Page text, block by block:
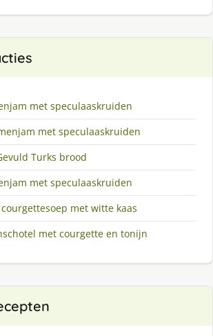
met speculaaskruiden
met speculaaskruiden
Turks brood
met speculaaskruiden
met witte kaas
met courgette en tonijn